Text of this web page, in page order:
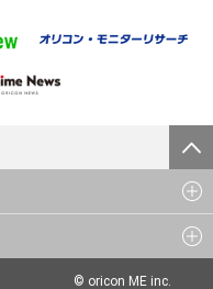
© oricon ME inc.